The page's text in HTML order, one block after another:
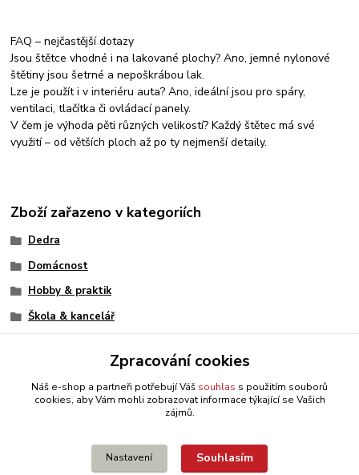
FAQ – nejčastější dotazy
Jsou štětce vhodné i na lakované plochy? Ano, jemné nylonové
štětiny jsou šetrné a nepoškrábou lak.
Lze je použít i v interiéru auta? Ano, ideální jsou pro spáry,
ventilaci, tlačítka či ovládací panely.
V čem je výhoda pěti různých velikostí? Každý štětec má své
využití – od větších ploch až po ty nejmenší detaily.
Zboží zařazeno v kategoriích
Dedra
Domácnost
Hobby & praktik
Škola & kancelář
Zpracování cookies
Náš e-shop a partneři potřebují Váš souhlas s použitím souborů
cookies, aby Vám mohli zobrazovat informace týkající se Vašich
zájmů.
Nastavení Souhlasím